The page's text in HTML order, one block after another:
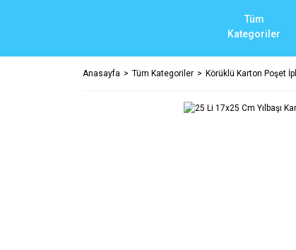
Tüm
Kategoriler
Anasayfa Tüm Kategoriler Körüklü Karton Poşet